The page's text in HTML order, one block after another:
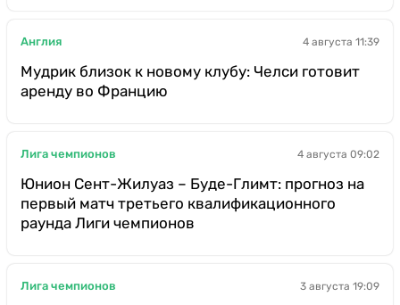
Англия 4 августа 11:39
Мудрик близок к новому клубу: Челси готовит
аренду во Францию
Лига чемпионов 4 августа 09:02
Юнион Сент-Жилуаз – Буде-Глимт: прогноз на
первый матч третьего квалификационного
раунда Лиги чемпионов
Лига чемпионов 3 августа 19:09